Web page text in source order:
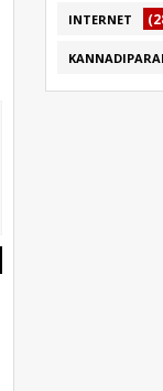
INTERNET